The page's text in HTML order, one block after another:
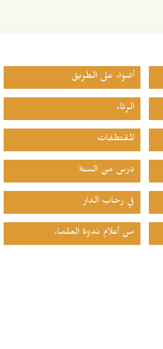
أضواء على الطريق
الرثاء
المقتطفات
درس من السنة
في رحاب الدار
من أعلام ندوة العلماء